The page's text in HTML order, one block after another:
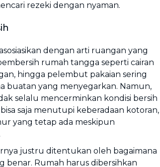
rezeki dengan nyaman.
dengan arti ruangan yang
rumah tangga seperti cairan
hingga pelembut pakaian sering
buatan yang menyegarkan. Namun,
selalu mencerminkan kondisi bersih
saja menutupi keberadaan kotoran,
yang tetap ada meskipun
justru ditentukan oleh bagaimana
benar. Rumah harus dibersihkan